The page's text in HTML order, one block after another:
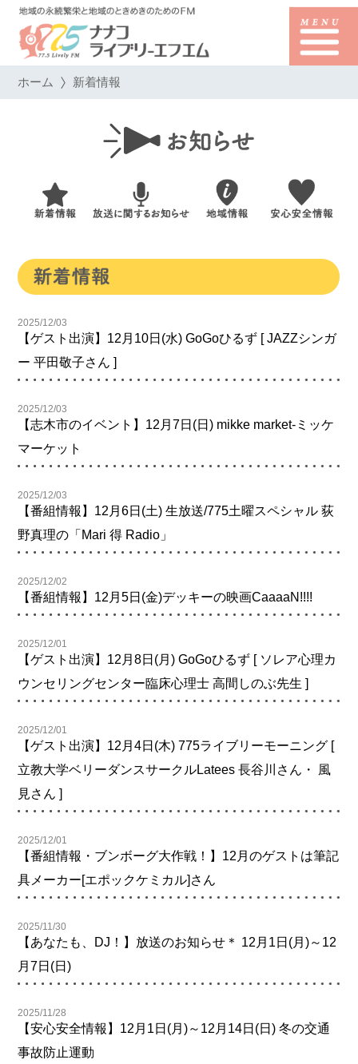
ホーム 新着情報
2025/12/03
【ゲスト出演】12月10日(水) GoGoひるず [ JAZZシンガ
ー 平田敬子さん ]
2025/12/03
【志木市のイベント】12月7日(日) mikke market-ミッケ
マーケット
2025/12/03
【番組情報】12月6日(土) 生放送/775土曜スペシャル 荻
野真理の「Mari 得 Radio」
2025/12/02
【番組情報】12月5日(金)デッキーの映画CaaaaN!!!!
2025/12/01
【ゲスト出演】12月8日(月) GoGoひるず [ ソレア心理カ
ウンセリングセンター臨床心理士 高間しのぶ先生 ]
2025/12/01
【ゲスト出演】12月4日(木) 775ライブリーモーニング [
立教大学ベリーダンスサークルLatees 長谷川さん・ 風
見さん ]
2025/12/01
【番組情報・ブンボーグ大作戦！】12月のゲストは筆記
具メーカー[エポックケミカル]さん
2025/11/30
【あなたも、DJ！】放送のお知らせ＊ 12月1日(月)～12
月7日(日)
2025/11/28
【安心安全情報】12月1日(月)～12月14日(日) 冬の交通
事故防止運動